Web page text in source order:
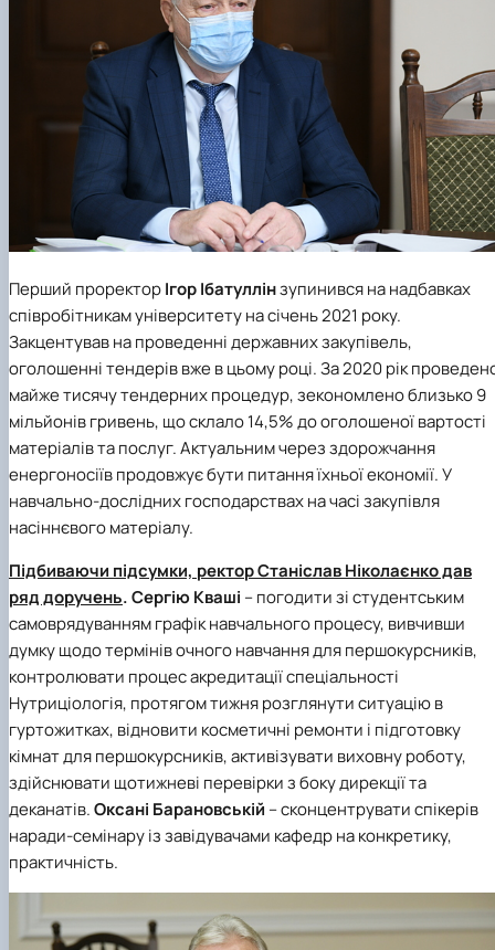
Перший проректорІгор Ібатуллінзупинився на надбавках
співробітникам університету на січень 2021 року.
Закцентував на проведенні державних закупівель,
оголошенні тендерів вже в цьому році. За 2020 рік
майже тисячу тендерних процедур, зекономлено близько 9
мільйонів гривень, що склало 14,5% до оголошеної вартості
матеріалів та послуг. Актуальним через здорожчання
енергоносіїв продовжує бути питання їхньої економії. У
навчально-дослідних господарствах на часі закупівля
насіннєвого матеріалу.
Підбиваючи підсумки, ректор Станіслав Ніколаєнко дав
ряд доручень.Сергію Кваші – погодити зі студентським
самоврядуванням графік навчального процесу, вивчивши
думку щодо термінів очного навчання для першокурсників,
контролювати процес акредитації спеціальності
Нутриціологія, протягом тижня розглянути ситуацію в
гуртожитках, відновити косметичні ремонти і підготовку
кімнат для першокурсників, активізувати виховну роботу,
здійснювати щотижневі перевірки з боку дирекції та
деканатів.Оксані Барановській – сконцентрувати спікерів
наради-семінару із завідувачами кафедр на конкретику,
практичність.